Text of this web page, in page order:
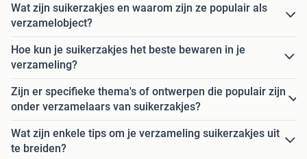
Wat zijn suikerzakjes en waarom zijn ze populair als
verzamelobject?
Hoe kun je suikerzakjes het beste bewaren in je
verzameling?
Zijn er specifieke thema's of ontwerpen die populair zijn
onder verzamelaars van suikerzakjes?
Wat zijn enkele tips om je verzameling suikerzakjes uit
te breiden?